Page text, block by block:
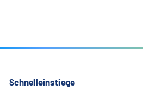
Schnelleinstiege